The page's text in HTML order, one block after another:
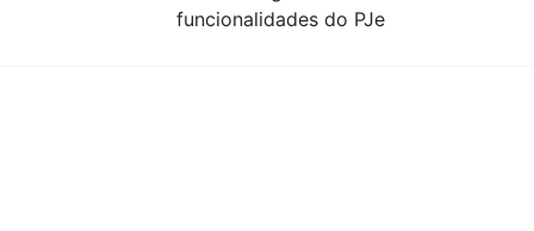
funcionalidades do PJe